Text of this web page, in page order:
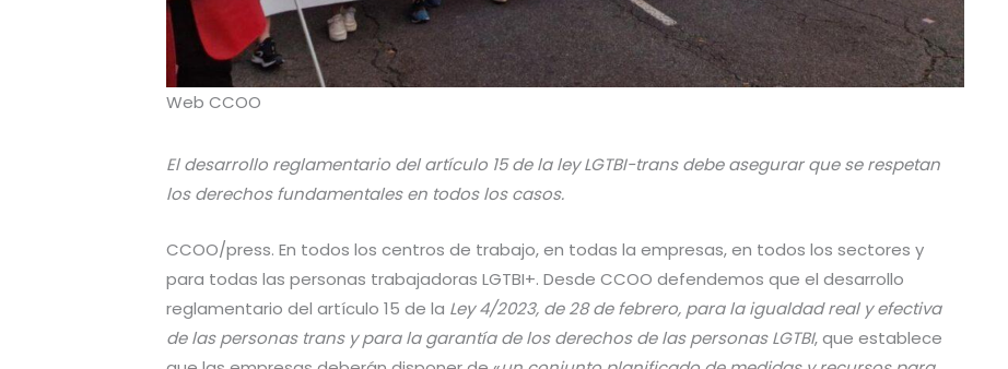
Web CCOO
El desarrollo reglamentario del artículo 15 de la ley LGTBI-trans debe asegurar que se respetan
los derechos fundamentales en todos los casos.
CCOO/press. En todos los centros de trabajo, en todas la empresas, en todos los sectores y
para todas las personas trabajadoras LGTBI+. Desde CCOO defendemos que el desarrollo
reglamentario del artículo 15 de la Ley 4/2023, de 28 de febrero, para la igualdad real y efectiva
de las personas trans y para la garantía de los derechos de las personas LGTBI, que establece